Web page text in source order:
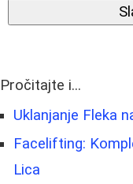
Pročitajte i...
Uklanjanje Fleka
Facelifting:
Lica